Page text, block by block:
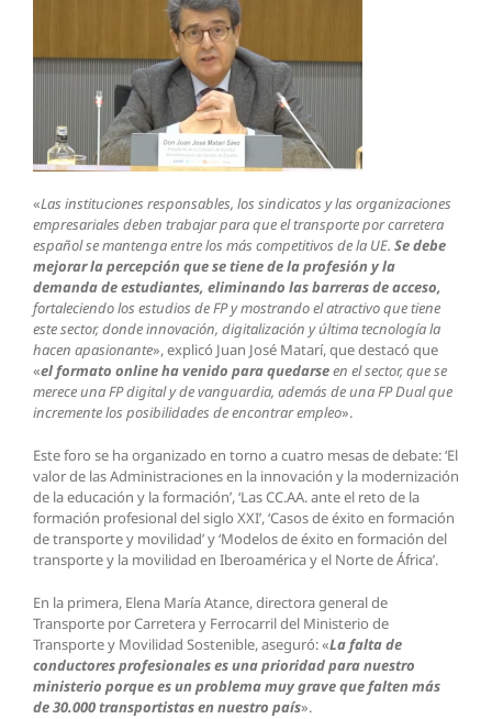
«Las instituciones responsables, los sindicatos y las organizaciones
empresariales deben trabajar para que el transporte por carretera
español se mantenga entre los más competitivos de la UE. Se debe
mejorar la percepción que se tiene de la profesión y la
demanda de estudiantes, eliminando las barreras de acceso,
fortaleciendo los estudios de FP y mostrando el atractivo que tiene
este sector, donde innovación, digitalización y última tecnología la
hacen apasionante», explicó Juan José Matarí, que destacó que
«el formato online ha venido para quedarseen el sector, que se
merece una FP digital y de vanguardia, además de una FP Dual que
incremente los posibilidades de encontrar empleo».
Este foro se ha organizado en torno a cuatro mesas de debate: ‘El
valor de las Administraciones en la innovación y la modernización
de la educación y la formación’, ‘Las CC.AA. ante el reto de la
formación profesional del siglo XXI’, ‘Casos de éxito en formación
de transporte y movilidad’ y ‘Modelos de éxito en formación del
transporte y la movilidad en Iberoamérica y el Norte de África’.
En la primera, Elena María Atance, directora general de
Transporte por Carretera y Ferrocarril del Ministerio de
Transporte y Movilidad Sostenible, aseguró: «La falta de
conductores profesionales es una prioridad paranuestro
ministerio porque es un problema muy grave que falten más
de 30.000 transportistas en nuestro país».